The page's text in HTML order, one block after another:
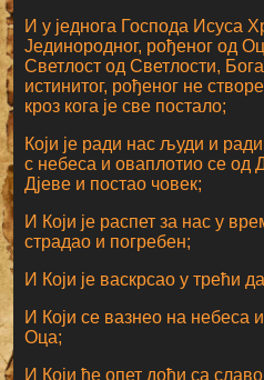
И у једнога Господа Исуса
Јединородног, рођеног од
Светлост од Светлости,
истинитог, рођеног не
кроз кога је све постало;
Који је ради нас људи и
с небеса и оваплотио се од
Дјеве и постао човек;
И Који је распет за нас у
страдао и погребен;
И Који је васкрсао у трећи
И Који се вазнео на небеса
Оца;
И Који ће опет доћи са